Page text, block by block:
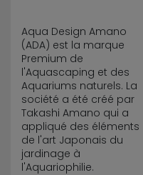
Aqua Design Amano
(ADA) est la marque
Premium de
l'Aquascaping et des
Aquariums naturels. La
société a été créé par
Takashi Amano qui a
appliqué des éléments
de l'art Japonais du
jardinage à
l'Aquariophilie.